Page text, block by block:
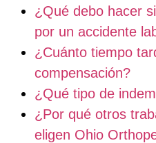
¿Qué debo hacer
por un accidente
¿Cuánto tiempo
compensación?
¿Qué tipo de
¿Por qué otros
eligen Ohio